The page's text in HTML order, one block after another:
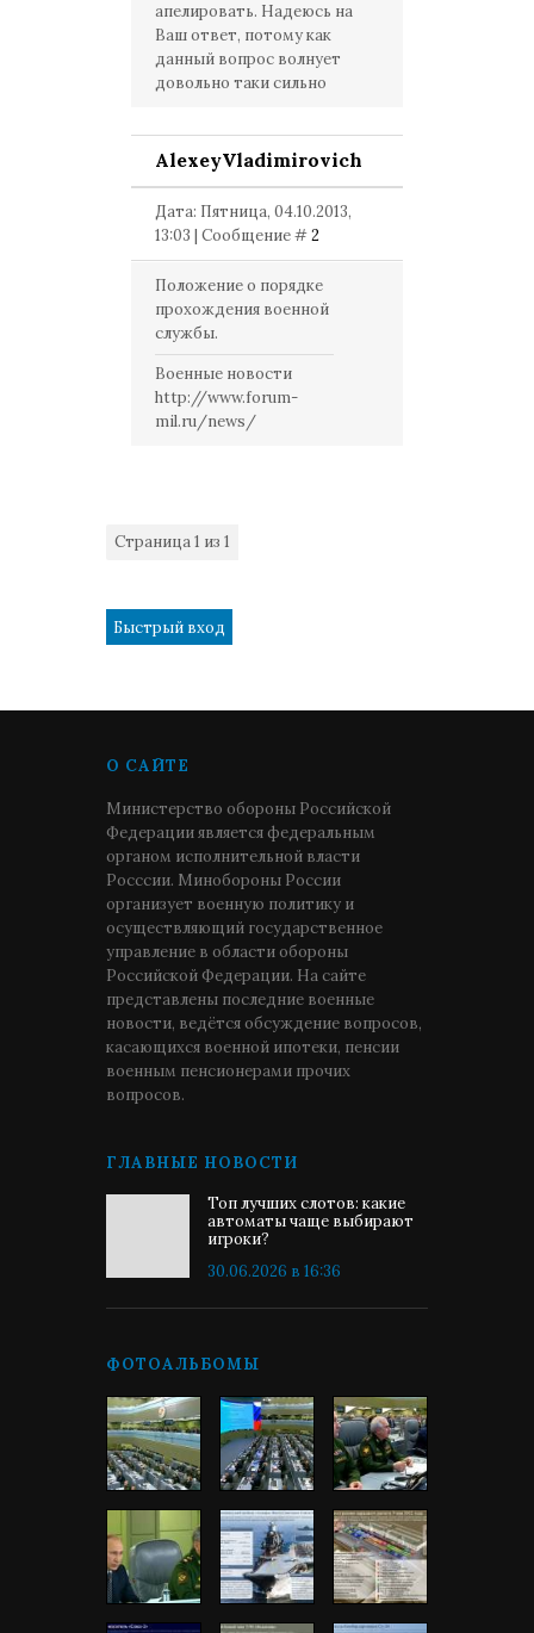
апелировать. Надеюсь на
Ваш ответ, потому как
данный вопрос волнует
довольно таки сильно
AlexeyVladimirovich
Дата: Пятница, 04.10.2013,
13:03 | Сообщение #2
Положение о порядке
прохождения военной
службы.
Военные новости
http://www.forum-
mil.ru/news/
Страница1 из 1
О САЙТЕ
Министерство обороны Российской
Федерации является федеральным
органом исполнительной власти
Росссии. Минобороны России
организует военную политику и
осуществляющий государственное
управление в области обороны
Российской Федерации. На сайте
представлены последние военные
новости, ведётся обсуждение вопросов,
касающихся военной ипотеки, пенсии
военным пенсионерами прочих
вопросов.
ГЛАВНЫЕ НОВОСТИ
Топ лучших слотов: какие
автоматы чаще выбирают
игроки?
30.06.2026 в 16:36
ФОТОАЛЬБОМЫ